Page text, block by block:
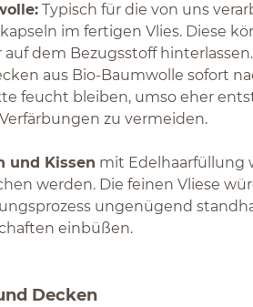
Typisch für die von uns
im fertigen Vlies. Diese
auf dem Bezugsstoff
aus Bio-Baumwolle sofort
feucht bleiben, umso eher
zu vermeiden.
und Kissen mit Edelhaarfüllung
werden. Die feinen Vliese
ungenügend
einbüßen.
Decken